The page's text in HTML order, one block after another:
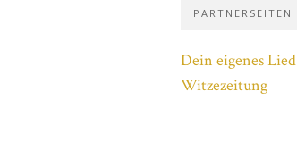
PARTNERSEITEN
Dein eigenes Lied
Witzezeitung